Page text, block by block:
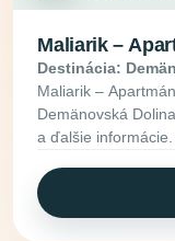
Maliarik –
Destinácia:
Maliarik –
Demänovská
a ďalšie informácie.